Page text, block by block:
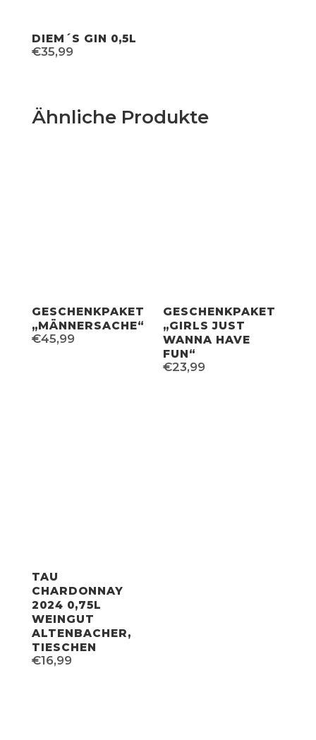
DIEM´S GIN 0,5L
€35,99
Ähnliche Produkte
GESCHENKPAKET
„MÄNNERSACHE“
€45,99
GESCHENKPAKET
„GIRLS JUST
WANNA HAVE
FUN“
€23,99
TAU
CHARDONNAY
2024 0,75L
WEINGUT
ALTENBACHER,
TIESCHEN
€16,99